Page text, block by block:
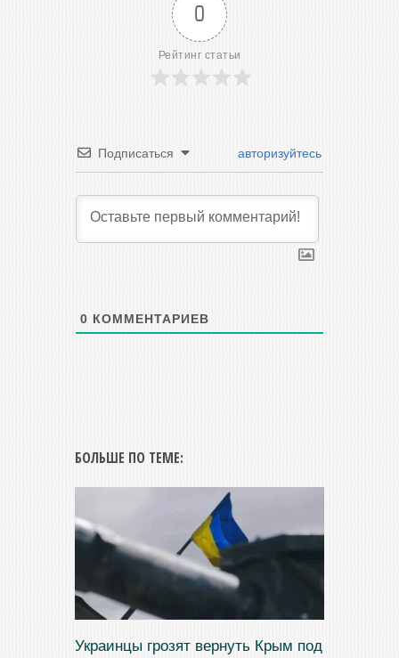
0
Рейтинг статьи
Подписаться авторизуйтесь
0 КОММЕНТАРИЕВ
БОЛЬШЕ ПО ТЕМЕ:
Украинцы грозят вернуть Крым под